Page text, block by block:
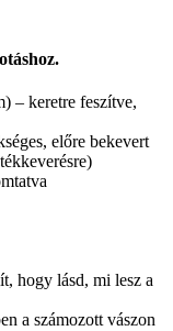
– keretre feszítve,
előre bekevert
hogy lásd, mi lesz a
a számozott vászon